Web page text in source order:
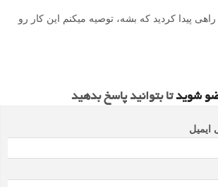
پیدا کردید که بشه، توصیه میکنم این کار رو
شویدتا بتوانید پاسخ بدهید
ایمیل